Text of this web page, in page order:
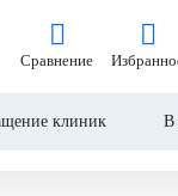
Сравнение
клиник В
Купить